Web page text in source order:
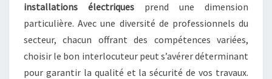
installations électriques prend une dimension
particulière. Avec une diversité de professionnels du
secteur, chacun offrant des compétences variées,
choisir le bon interlocuteur peut s’avérer déterminant
pour garantir la qualité et la sécurité de vos travaux.